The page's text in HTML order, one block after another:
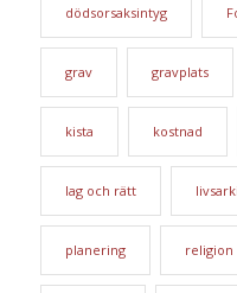
dödsorsaksintyg
grav gravplats
kista kostnad
lag och rätt
planering religion